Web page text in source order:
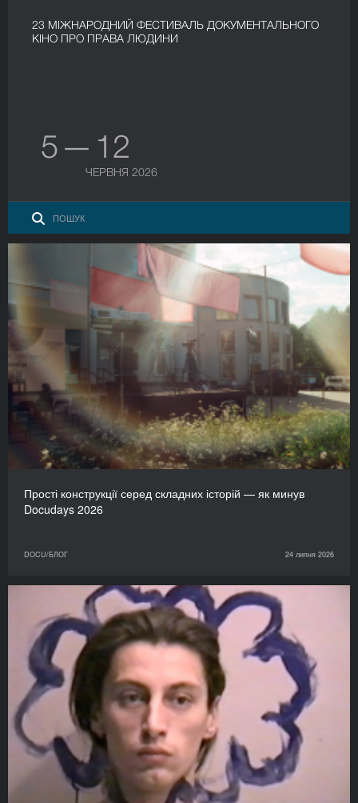
23 МІЖНАРОДНИЙ ФЕСТИВАЛЬ ДОКУМЕНТАЛЬНОГО
КІНО ПРО ПРАВА ЛЮДИНИ
5 — 12
ЧЕРВНЯ 2026
Прості конструкції серед складних історій — як минув
Docudays 2026
DOCU/БЛОГ 24 липня 2026